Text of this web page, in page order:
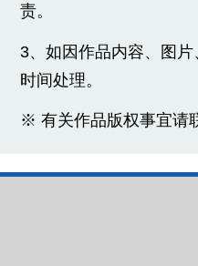
责。
3、如因作品内容、图
时间处理。
※ 有关作品版权事宜请